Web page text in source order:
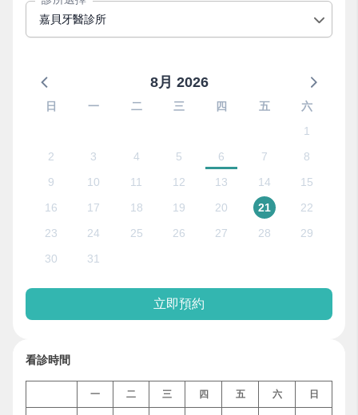
看診時間
一 二 三 四 五 六 日
嘉貝牙醫診所
8月 2026
日 一 二 三 四 五
六
1
2
3 4 5 6 7
8
9
10 11 12 13 14
15
16
17 18 19 20 21
22
23
24 25 26 27 28
29
30
31
立即預約